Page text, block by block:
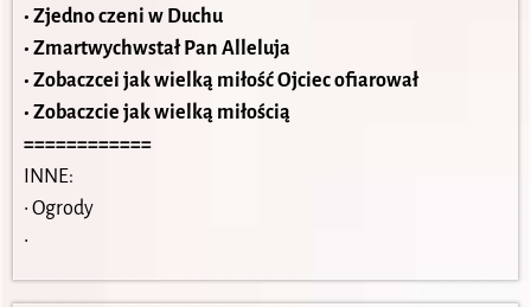
• Zjedno czeni w Duchu
• Zmartwychwstał Pan Alleluja
• Zobaczcei jak wielką miłość Ojciec ofiarował
• Zobaczcie jak wielką miłością
============
INNE:
• Ogrody
•